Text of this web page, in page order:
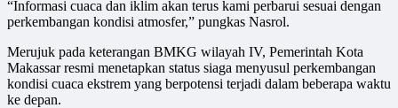
“Informasi cuaca dan iklim akan terus kami perbarui sesuai dengan
perkembangan kondisi atmosfer,” pungkas Nasrol.
Merujuk pada keterangan BMKG wilayah IV, Pemerintah Kota
Makassar resmi menetapkan status siaga menyusul perkembangan
kondisi cuaca ekstrem yang berpotensi terjadi dalam beberapa waktu
ke depan.